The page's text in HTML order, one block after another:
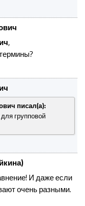
,
писал(а):
групповой
И даже если
очень разными.